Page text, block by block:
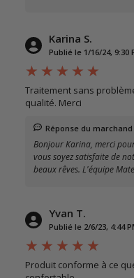
Karina S.
Publié le 1/16/24, 9:30
Traitement sans
qualité. Merci
Réponse du marchand
Bonjour Karina, merci
vous soyez satisfaite de
beaux rêves. L'équipe
Yvan T.
Publié le 2/6/23, 4:44
Produit conforme à ce